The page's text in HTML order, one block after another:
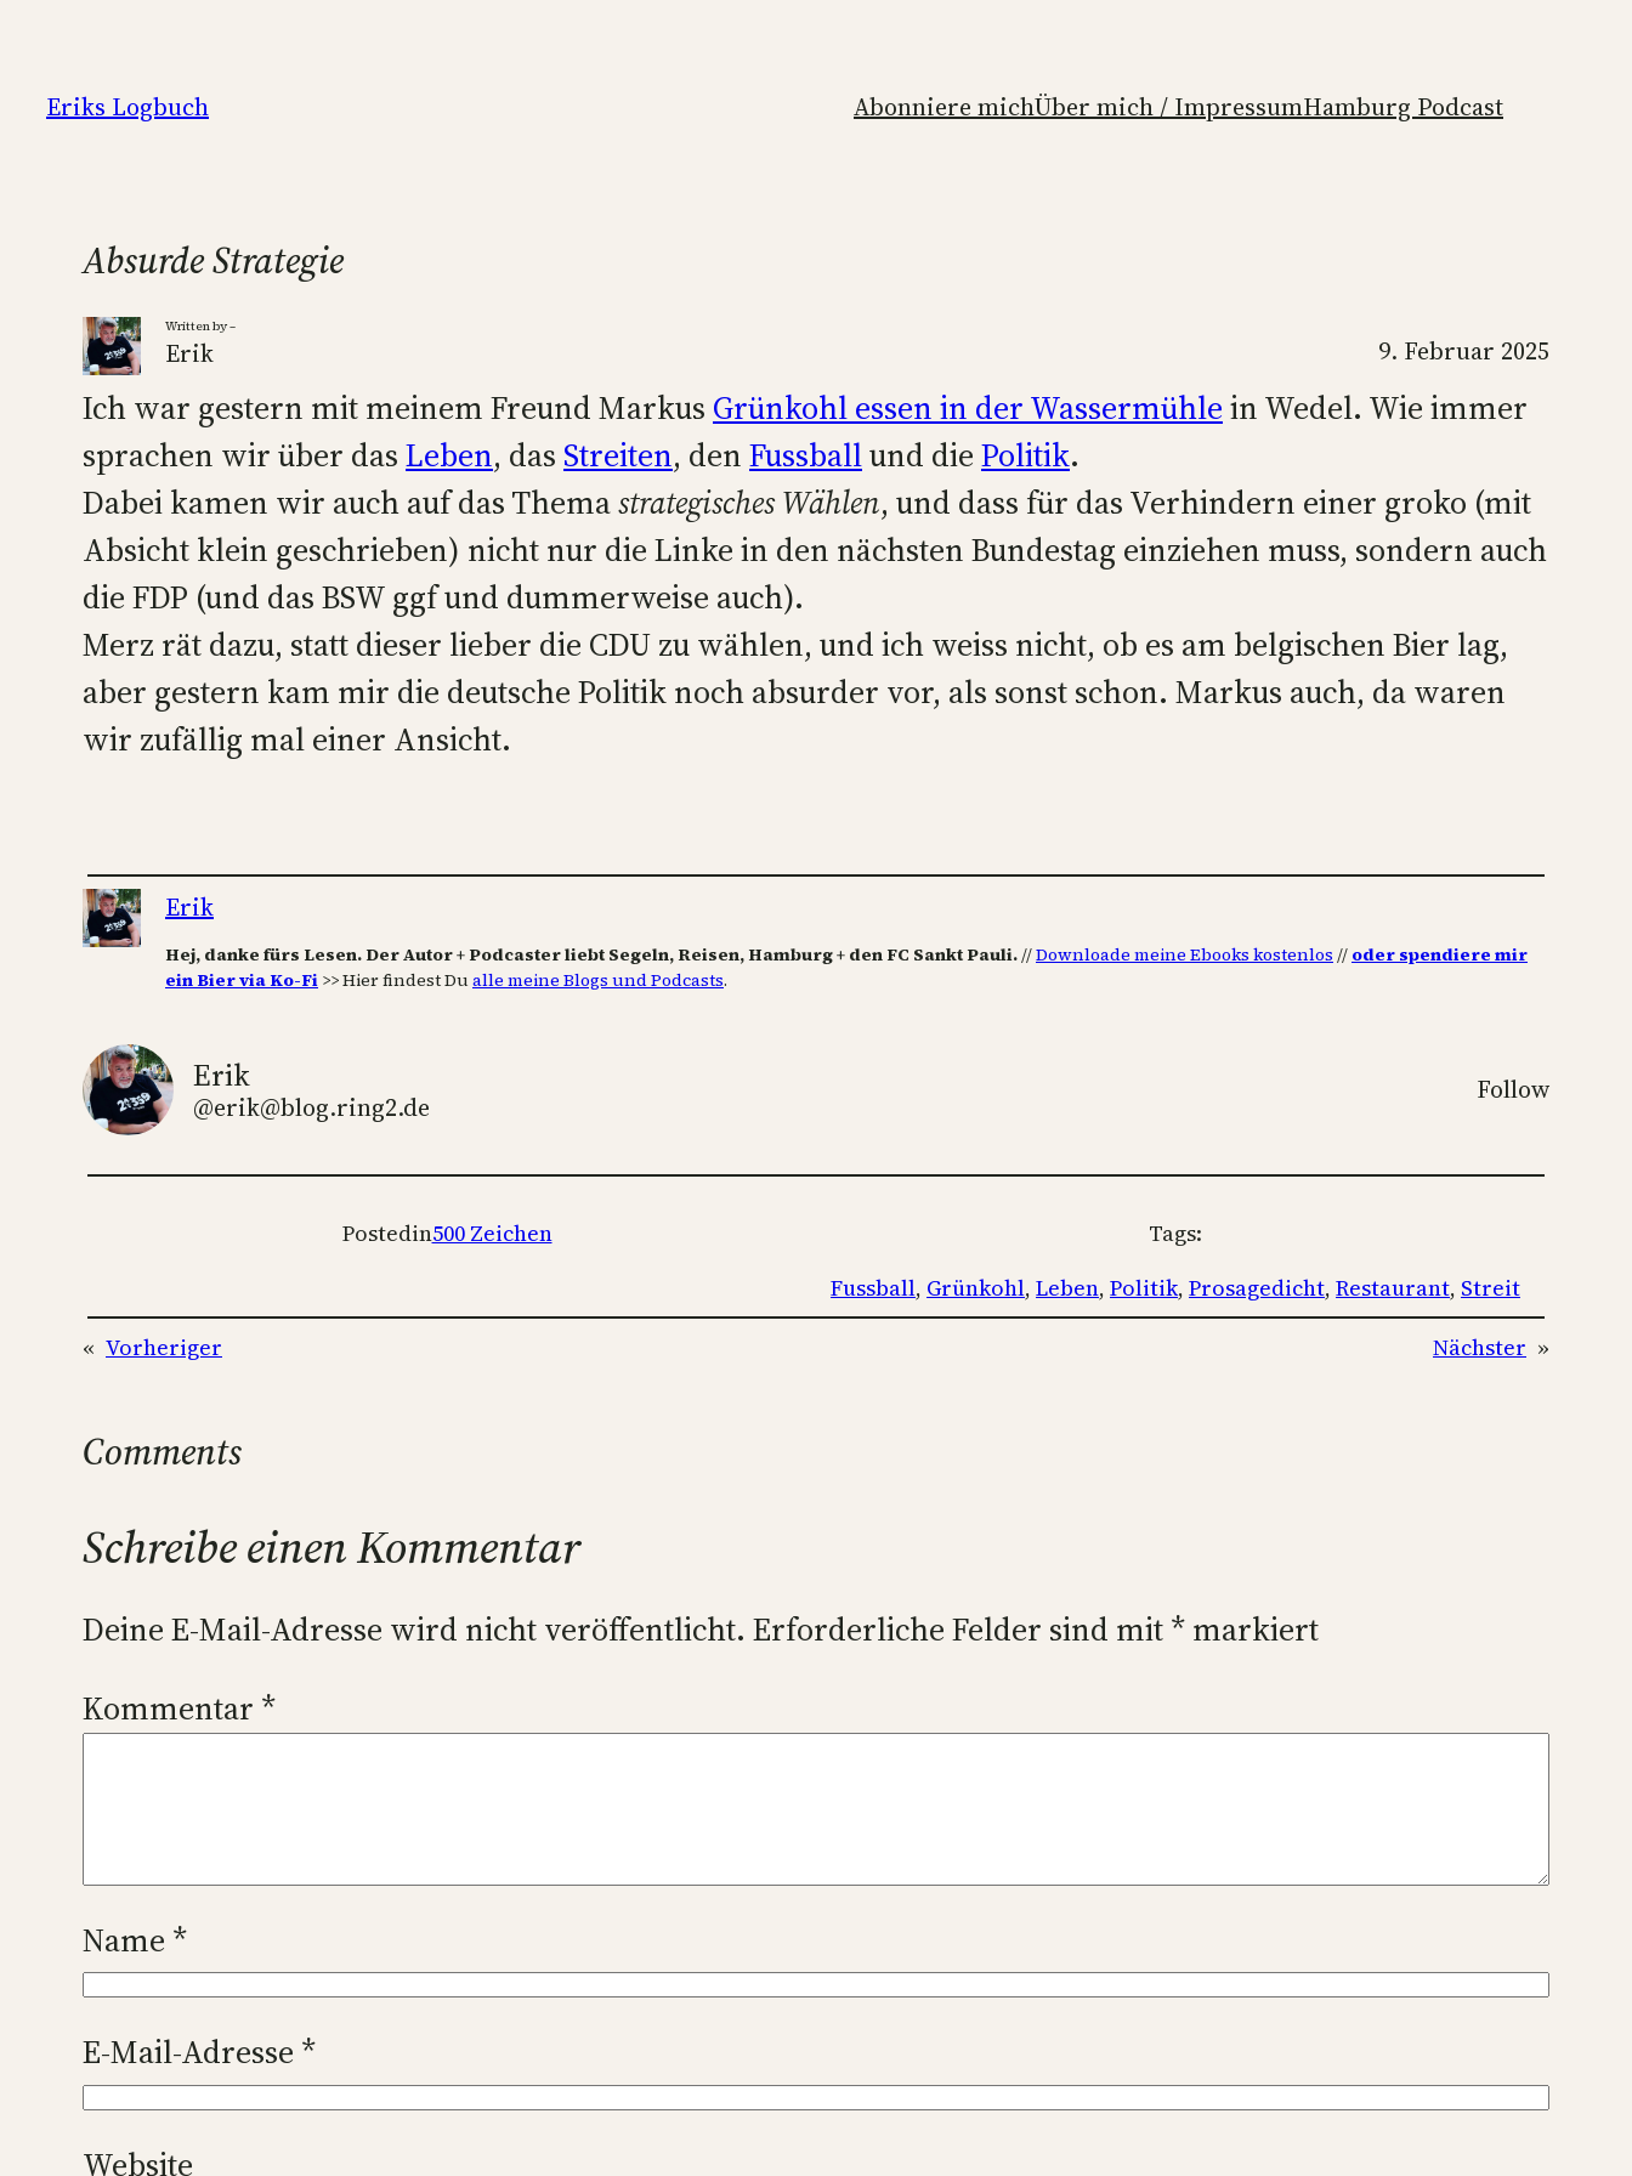
springen
Eriks Logbuch Abonniere michÜber mich / ImpressumHamburg Podcast
Absurde Strategie
Written by –
Erik 9. Februar 2025
Ich war gestern mit meinem FreundMarkus Grünkohl essen in der Wassermühlein Wedel. Wie immer
sprachen wir über dasLeben, das Streiten, denFussballund diePolitik.
Dabei kamen wir auch auf das Themastrategisches Wählen, und dass für das Verhindern einer groko (mit
Absicht klein geschrieben) nicht nur die Linke in den nächsten Bundestag einziehen muss, sondern auch
die FDP (und das BSW ggf und dummerweise auch).
Merz rät dazu, statt dieser lieber die CDU zu wählen, und ich weiss nicht, ob es am belgischen Bier lag,
aber gestern kam mir die deutsche Politik noch absurder vor, als sonst schon. Markus auch, da waren
wir zufällig mal einer Ansicht.
Erik
Hej, danke fürs Lesen. Der Autor + Podcaster liebt Segeln, Reisen, Hamburg + den FC Sankt Pauli.//Downloade meine Ebooks kostenlos // oder spendiere mir
ein Bier via Ko-Fi >> Hier findest Du alle meine Blogs und Podcasts.
Erik
@erik@blog.ring2.de
Follow
Postedin500 Zeichen
Tags:
Fussball, Grünkohl, Leben, Politik, Prosagedicht, Restaurant, Streit
« Vorheriger Nächster »
Comments
Schreibe einen Kommentar
Deine E-Mail-Adresse wird nicht veröffentlicht. Erforderliche Felder sind mit*markiert
Kommentar *
Name *
E-Mail-Adresse *
Website